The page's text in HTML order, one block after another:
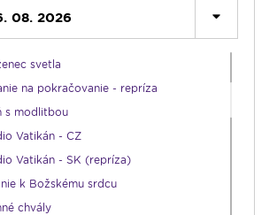
08. 2026
nádeje - repríza
vankúš
svetla
na pokračovanie - repríza
s modlitbou
Vatikán - CZ
Vatikán - SK (repríza)
k Božskému srdcu
chvály